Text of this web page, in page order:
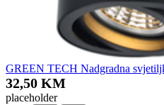
GREEN TECH Nadgradna
32,50 KM
placeholder